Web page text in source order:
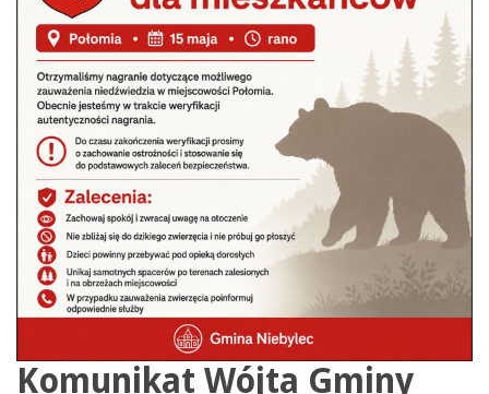
Komunikat Wójta Gminy